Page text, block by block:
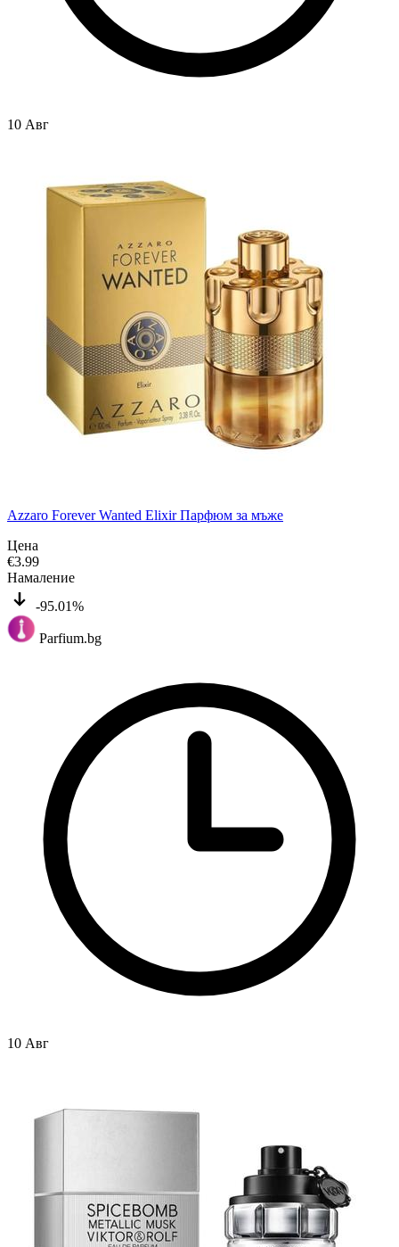
10 Авг
Azzaro Forever Wanted Elixir Парфюм за мъже
Цена
€3.99
Намаление
-95.01%
Parfium.bg
10 Авг